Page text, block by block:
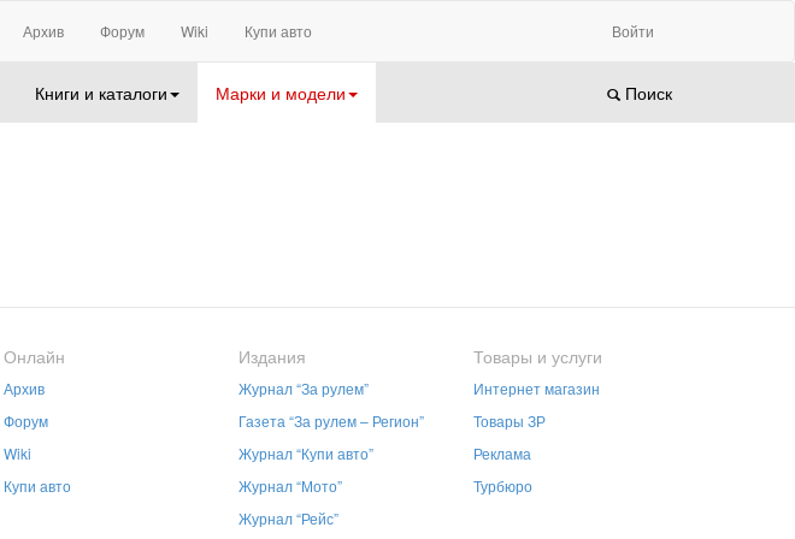
Архив Форум Wiki Купи авто Войти
Книги и каталоги Марки и модели Поиск
Онлайн
Архив
Форум
Wiki
Купи авто
Издания
Журнал “За рулем”
Газета “За рулем – Регион”
Журнал “Купи авто”
Журнал “Мото”
Журнал “Рейс”
Товары и услуги
Интернет магазин
Товары ЗР
Реклама
Турбюро